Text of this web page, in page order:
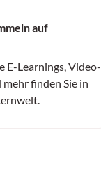
auf
E-Learnings, Video-
finden Sie in